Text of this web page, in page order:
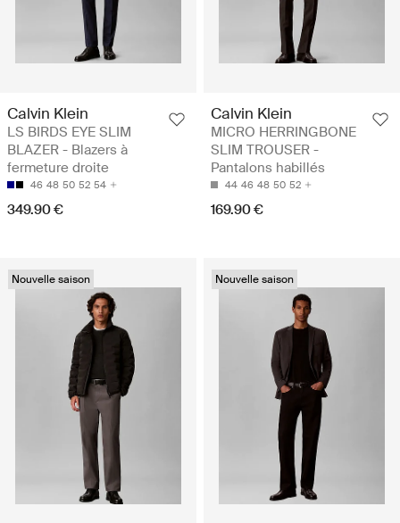
Calvin Klein
LS BIRDS EYE SLIM
BLAZER - Blazers à
fermeture droite
46 48 50 52 54
349.90 €
Calvin Klein
MICRO HERRINGBONE
SLIM TROUSER -
Pantalons habillés
44 46 48 50 52
169.90 €
Nouvelle saison Nouvelle saison